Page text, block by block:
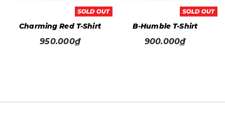
Charming Red T-Shirt
950.000₫
B-Humble T-Shirt
900.000₫